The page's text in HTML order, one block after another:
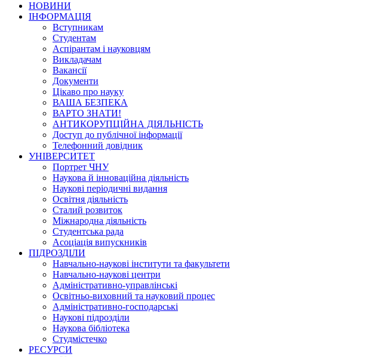
НОВИНИ
ІНФОРМАЦІЯ
Вступникам
Студентам
Аспірантам і науковцям
Викладачам
Вакансії
Документи
Цікаво про науку
ВАША БЕЗПЕКА
ВАРТО ЗНАТИ!
АНТИКОРУПЦІЙНА ДІЯЛЬНІСТЬ
Доступ до публічної інформації
Телефонний довідник
УНІВЕРСИТЕТ
Портрет ЧНУ
Наукова й інноваційна діяльність
Наукові періодичні видання
Освітня діяльність
Сталий розвиток
Міжнародна діяльність
Студентська рада
Асоціація випускників
ПІДРОЗДІЛИ
Навчально-наукові інститути та факультети
Навчально-наукові центри
Адміністративно-управлінські
Освітньо-виховний та науковий процес
Адміністративно-господарські
Наукові підрозділи
Наукова бібліотека
Студмістечко
РЕСУРСИ